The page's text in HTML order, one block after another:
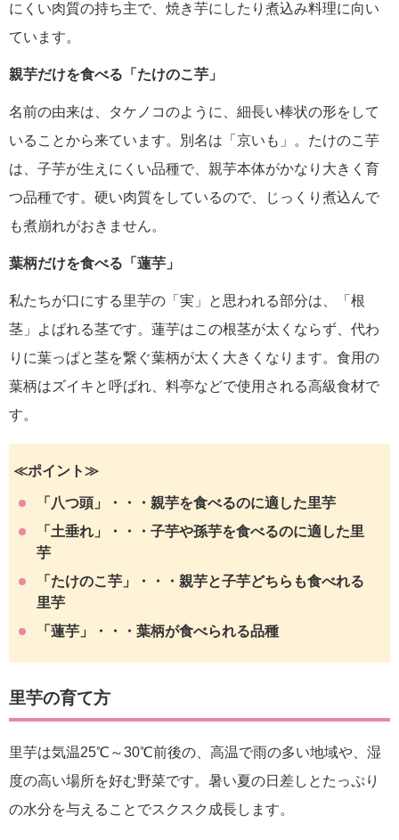
にくい肉質の持ち主で、焼き芋にしたり煮込み料理に向い
ています。
親芋だけを食べる「たけのこ芋」
名前の由来は、タケノコのように、細長い棒状の形をして
いることから来ています。別名は「京いも」。たけのこ芋
は、子芋が生えにくい品種で、親芋本体がかなり大きく育
つ品種です。硬い肉質をしているので、じっくり煮込んで
も煮崩れがおきません。
葉柄だけを食べる「蓮芋」
私たちが口にする里芋の「実」と思われる部分は、「根
茎」よばれる茎です。蓮芋はこの根茎が太くならず、代わ
りに葉っぱと茎を繋ぐ葉柄が太く大きくなります。食用の
葉柄はズイキと呼ばれ、料亭などで使用される高級食材で
す。
≪ポイント≫
「八つ頭」・・・親芋を食べるのに適した里芋
「土垂れ」・・・子芋や孫芋を食べるのに適した里
芋
「たけのこ芋」・・・親芋と子芋どちらも食べれる
里芋
「蓮芋」・・・葉柄が食べられる品種
里芋の育て方
里芋は気温25℃～30℃前後の、高温で雨の多い地域や、湿
度の高い場所を好む野菜です。暑い夏の日差しとたっぷり
の水分を与えることでスクスク成長します。